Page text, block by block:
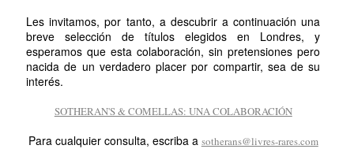
Les invitamos, por tanto, a descubrir a continuación una
breve selección de títulos elegidos en Londres, y
esperamos que esta colaboración, sin pretensiones pero
nacida de un verdadero placer por compartir, sea de su
interés.
SOTHERAN'S & COMELLAS: UNA COLABORACIÓN
Para cualquier consulta, escriba a sotherans@livres-rares.com